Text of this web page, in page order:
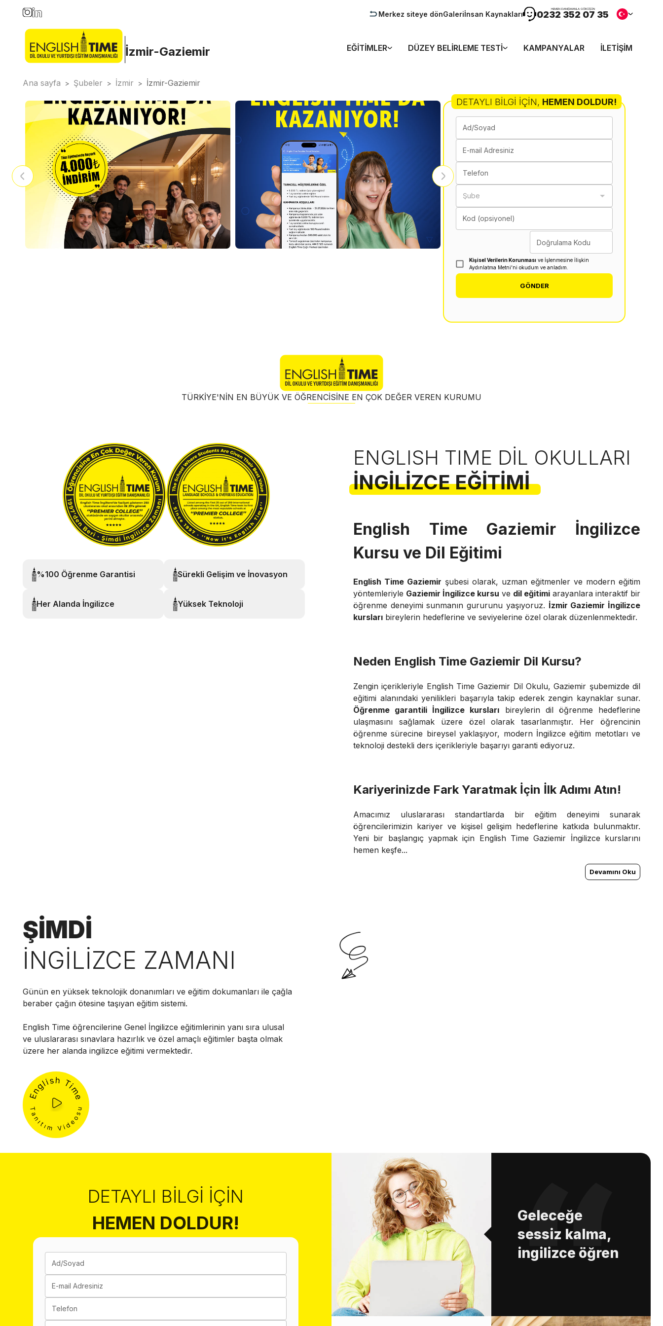
Merkez siteye dönGaleriİnsan Kaynakları
HEMEN DANIŞMANLA GÖRÜŞÜN
0232 352 07 35
İzmir-Gaziemir EĞITIMLER DÜZEY BELIRLEME TESTI KAMPANYALAR İLETIŞIM
Ana sayfa > Şubeler > İzmir > İzmir-Gaziemir
DETAYLI BILGI İÇIN, HEMEN DOLDUR!
Ad/Soyad
E-mail Adresiniz
Telefon
Şube
Kod (opsiyonel)
Doğrulama Kodu
Kişisel Verilerin Korunması ve İşlenmesine İlişkin
Aydınlatma Metni'ni okudum ve anladım.
GÖNDER
TÜRKIYE'NIN EN BÜYÜK VE ÖĞRENCISINE EN ÇOK DEĞER VEREN KURUMU
%100 Öğrenme Garantisi Sürekli Gelişim ve İnovasyon
Her Alanda İngilizce Yüksek Teknoloji
ENGLISH TIME DIL OKULLARI
İNGILIZCE EĞITIMI
English Time Gaziemir İngilizce
Kursu ve Dil Eğitimi
English Time Gaziemir şubesi olarak, uzman eğitmenler ve modern eğitim
yöntemleriyle Gaziemir İngilizce kursu ve dil eğitimi arayanlara interaktif bir
öğrenme deneyimi sunmanın gururunu yaşıyoruz. İzmir Gaziemir İngilizce
kursları bireylerin hedeflerine ve seviyelerine özel olarak düzenlenmektedir.
Neden English Time Gaziemir Dil Kursu?
Zengin içerikleriyle English Time Gaziemir Dil Okulu, Gaziemir şubemizde dil
eğitimi alanındaki yenilikleri başarıyla takip ederek zengin kaynaklar sunar.
Öğrenme garantili İngilizce kursları bireylerin dil öğrenme hedeflerine
ulaşmasını sağlamak üzere özel olarak tasarlanmıştır. Her öğrencinin
öğrenme sürecine bireysel yaklaşıyor, modern İngilizce eğitim metotları ve
teknoloji destekli ders içerikleriyle başarıyı garanti ediyoruz.
Kariyerinizde Fark Yaratmak İçin İlk Adımı Atın!
Amacımız uluslararası standartlarda bir eğitim deneyimi sunarak
öğrencilerimizin kariyer ve kişisel gelişim hedeflerine katkıda bulunmaktır.
Yeni bir başlangıç yapmak için English Time Gaziemir İngilizce kurslarını
hemen keşfe...
Devamını Oku
ŞİMDİ
İNGİLİZCE ZAMANI
Günün en yüksek teknolojik donanımları ve eğitim dokumanları ile çağla
beraber çağın ötesine taşıyan eğitim sistemi.
English Time öğrencilerine Genel İngilizce eğitimlerinin yanı sıra ulusal
ve uluslararası sınavlara hazırlık ve özel amaçlı eğitimler başta olmak
üzere her alanda ingilizce eğitimi vermektedir.
DETAYLI BILGI İÇIN
HEMEN DOLDUR!
Ad/Soyad
E-mail Adresiniz
Telefon
Geleceğe
sessiz kalma,
ingilizce öğren